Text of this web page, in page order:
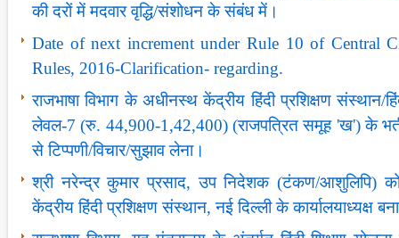
की दरों में मदवार वृद्धि/संशोधन के संबंध में।
Date of next increment under Rule 10 of Central
Rules, 2016-Clarification- regarding.
राजभाषा विभाग के अधीनस्थ केंद्रीय हिंदी प्रशिक्षण संस्थान/
लेवल-7 (रु. 44,900-1,42,400) (राजपत्रित समूह 'ख') के भर्ती
से टिप्पणी/विचार/सुझाव लेना।
श्री नरेन्द्र कुमार प्रसाद, उप निदेशक (टंकण/आशुलिपि)
केंद्रीय हिंदी प्रशिक्षण संस्थान, नई दिल्ली के कार्यालयाध्यक्ष